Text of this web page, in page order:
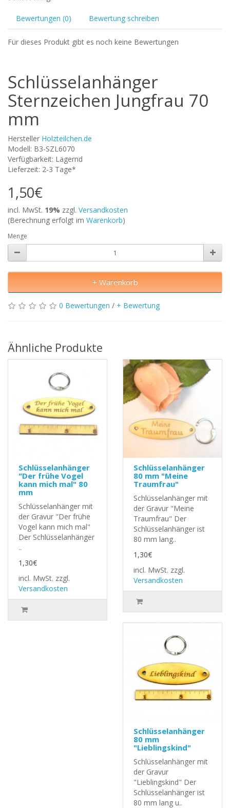
Bewertungen (0) Bewertung schreiben
Für dieses Produkt gibt es noch keine Bewertungen
Schlüsselanhänger
Sternzeichen Jungfrau 70
mm
Hersteller Holzteilchen.de
Modell: B3-SZL6070
Verfügbarkeit: Lagernd
Lieferzeit: 2-3 Tage*
1,50€
incl. MwSt. 19% zzgl. Versandkosten
(Berechnung erfolgt im Warenkorb)
Menge
+ Warenkorb
0 Bewertungen / + Bewertung
Ähnliche Produkte
Schlüsselanhänger
"Der frühe Vogel
kann mich mal" 80
mm
Schlüsselanhänger mit
der Gravur "Der frühe
Vogel kann mich mal"
Der Schlüsselanhänger
..
1,30€
incl. MwSt. zzgl.
Versandkosten
Schlüsselanhänger
80 mm "Meine
Traumfrau"
Schlüsselanhänger mit
der Gravur "Meine
Traumfrau" Der
Schlüsselanhänger ist
80 mm lang..
1,30€
incl. MwSt. zzgl.
Versandkosten
Schlüsselanhänger
80 mm
"Lieblingskind"
Schlüsselanhänger mit
der Gravur
"Lieblingskind" Der
Schlüsselanhänger ist
80 mm lang u..